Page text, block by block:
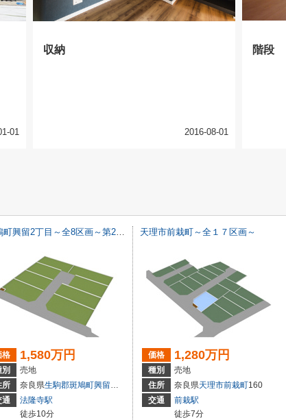
01
収納
2016-08-01
階段
格 1,580万円
売地
所
奈良県生駒郡斑鳩町興留 ２丁目2-23
通
法隆寺駅
徒歩10分
天理市前栽町～全１７区画～
価格 1,280万円
種別
売地
住所
奈良県天理市前栽町160
交通
前栽駅
徒歩7分